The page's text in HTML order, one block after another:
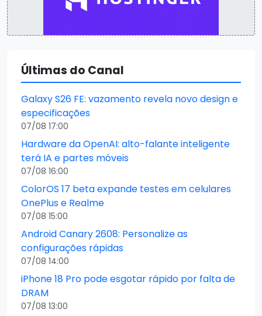
Últimas do Canal
Galaxy S26 FE: vazamento revela novo design e
especificações
07/08 17:00
Hardware da OpenAI: alto-falante inteligente
terá IA e partes móveis
07/08 16:00
ColorOS 17 beta expande testes em celulares
OnePlus e Realme
07/08 15:00
Android Canary 2608: Personalize as
configurações rápidas
07/08 14:00
iPhone 18 Pro pode esgotar rápido por falta de
DRAM
07/08 13:00